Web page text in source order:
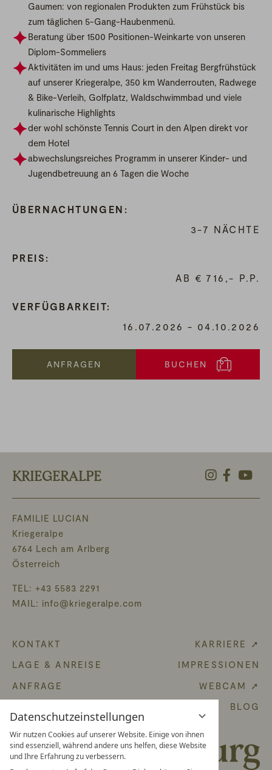
Datenschutzeinstellungen
Wir nutzen Cookies auf unserer Website. Einige von ihnen
sind essenziell, während andere uns helfen, diese Website
und Ihre Erfahrung zu verbessern.
Gaumen: von regionalen Produkten zum Frühstück bis
zum täglichen 5-Gang-Haubenmenü.
Beratung über 1500 Positionen-Weinkarte von unseren
Diplom-Sommeliers
Aktivitäten im und ums Haus: jeden Freitag Bergfrühstück
auf unserer Kriegeralpe, 350 km Wanderrouten, Radwege
& Bike-Verleih, Golfplatz, Waldschwimmbad und viele
kulinarische Highlights
der wohl schönste Tennis Court in den Alpen direkt vor
dem Hotel
abwechslungsreiches Programm in unserer Kinder- und
Jugendbetreuung an 6 Tagen die Woche
ÜBERNACHTUNGEN
3-7 NÄCHTE
PREIS
AB € 716,-
VERFÜGBARKEIT
16.07.2026 - 04.10.2026
BUCHEN
ANFRAGEN
KRIEGERALPE
FAMILIE LUCIAN
Kriegeralpe
6764 Lech am Arlberg
Österreich
TEL: +43 5583 2291
MAIL: info@kriegeralpe.com
KONTAKT
LAGE & ANREISE
ANFRAGE
KARRIERE ➚
IMPRESSIONEN
WEBCAM ➚
BLOG